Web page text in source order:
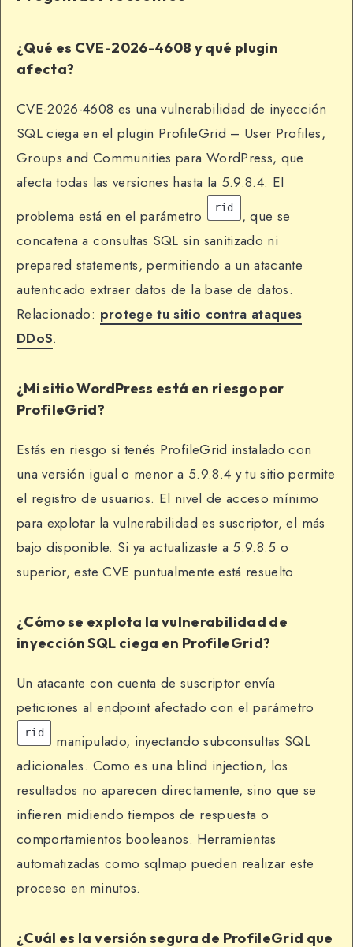
¿Qué es CVE-2026-4608 y qué plugin
afecta?
CVE-2026-4608 es una vulnerabilidad de inyección
SQL ciega en el plugin ProfileGrid – User Profiles,
Groups and Communities para WordPress, que
afecta todas las versiones hasta la 5.9.8.4. El
problema está en el parámetro
rid
, que se
concatena a consultas SQL sin sanitizado ni
prepared statements, permitiendo a un atacante
autenticado extraer datos de la base de datos.
Relacionado: protege tu sitio contra ataques
DDoS.
¿Mi sitio WordPress está en riesgo por
ProfileGrid?
Estás en riesgo si tenés ProfileGrid instalado con
una versión igual o menor a 5.9.8.4 y tu sitio permite
el registro de usuarios. El nivel de acceso mínimo
para explotar la vulnerabilidad es suscriptor, el más
bajo disponible. Si ya actualizaste a 5.9.8.5 o
superior, este CVE puntualmente está resuelto.
¿Cómo se explota la vulnerabilidad de
inyección SQL ciega en ProfileGrid?
Un atacante con cuenta de suscriptor envía
peticiones al endpoint afectado con el parámetro
rid
manipulado, inyectando subconsultas SQL
adicionales. Como es una blind injection, los
resultados no aparecen directamente, sino que se
infieren midiendo tiempos de respuesta o
comportamientos booleanos. Herramientas
automatizadas como sqlmap pueden realizar este
proceso en minutos.
¿Cuál es la versión segura de ProfileGrid que